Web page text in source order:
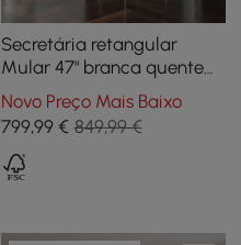
Secretária retangular
Mular 47" branca quente
com 3 gavetas
Novo Preço Mais Baixo
799,99€ 849,99 €